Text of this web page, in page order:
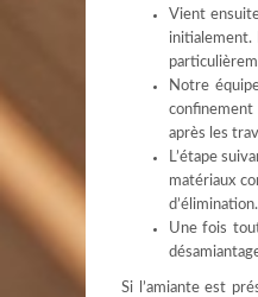
Vient
initialement.
Notre
confinement
après les
L’étape
matériaux
d’élimination.
Une fois
Si l’amiante est